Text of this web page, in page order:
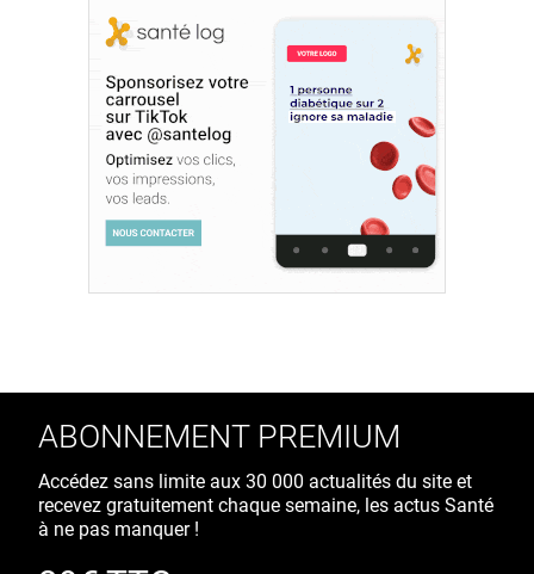
ABONNEMENT PREMIUM
Accédez sans limite aux 30 000 actualités du site et
recevez gratuitement chaque semaine, les actus Santé
à ne pas manquer !